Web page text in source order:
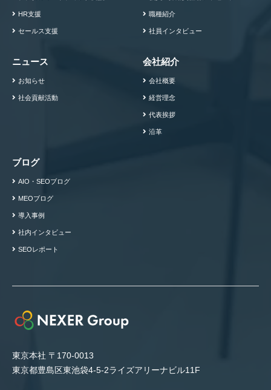
東京本社 〒170-0013
東京都豊島区東池袋4-5-2ライズアリーナビル11F
HR支援
セールス支援
職種紹介
社員インタビュー
ニュース
お知らせ
社会貢献活動
会社紹介
会社概要
経営理念
代表挨拶
沿革
ブログ
AIO・SEOブログ
MEOブログ
導入事例
社内インタビュー
SEOレポート